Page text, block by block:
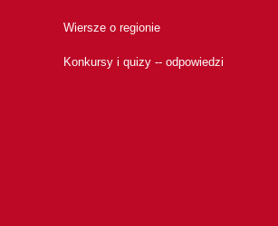
Wiersze o regionie
Konkursy i quizy -- odpowiedzi